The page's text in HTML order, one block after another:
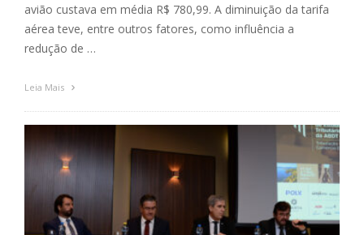
avião custava em média R$ 780,99. A diminuição da tarifa
aérea teve, entre outros fatores, como influência a
redução de …
Leia Mais